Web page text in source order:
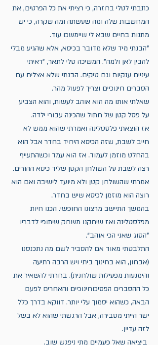
כתבתי לטלי בחזרה, כי רציתי את כל הפרטים, את
המחשבות שלה ומה שעשתה ומה שקרה, כי יש
מתנות בחיים שבא לי שיימשכו עוד.
"הבנתי מיד שלא מדובר בכיסא, אלא שהגיע מבלי
להבין לאן ולמה". המשיכה טלי לתאר, "ראיתי
עיניים ענקיות וגם טיקים. הבנתי שלא אצליח עם
הסברים חינוכיים וצריך לפעול מהר.
שאלתי אותו מה הוא אוהב לעשות, והוא הצביע
על פסל קטן של חתול שהכינה עבורי ילדה.
אז הוצאתי פלסטלינה ואמרתי שהוא ממש לא
חייב לשבת, שזה הכיסא היחיד בחדר אבל הוא
בהחלט מוזמן לעמוד. אז הוא עמד וכשהתעייף
רצה לשבת על השולחן הקטן שליד כיסא ההורים.
אמרתי שהשולחן קטן ולא מיועד לישיבה ואם הוא
רוצה הוא מוזמן לכיסא שיש בחדר.
בהמשך התיישב מרצונו החופשי. הכנו חיות
מפלסטלינה ואז שיחקנו משחק שיתופי לדבריו
"הסוג שאני הכי אוהב".
התלבטתי מאוד אם להסביר לשם מה נתכנסנו
(אבחון, הוא בחינוך ביתי ויש הרבה רתיעה
והימנעות מפעילות שולחנית). בחרתי להשאיר את
כל ההסברים הפסיכוחינוכיים והאחרים לפעם
הבאה, כשהוא יסמוך עלי יותר. דווקא בדרך כלל
ישר הייתי מסבירה, אבל הרגשתי שהוא לא בשל
לזה עדיין.